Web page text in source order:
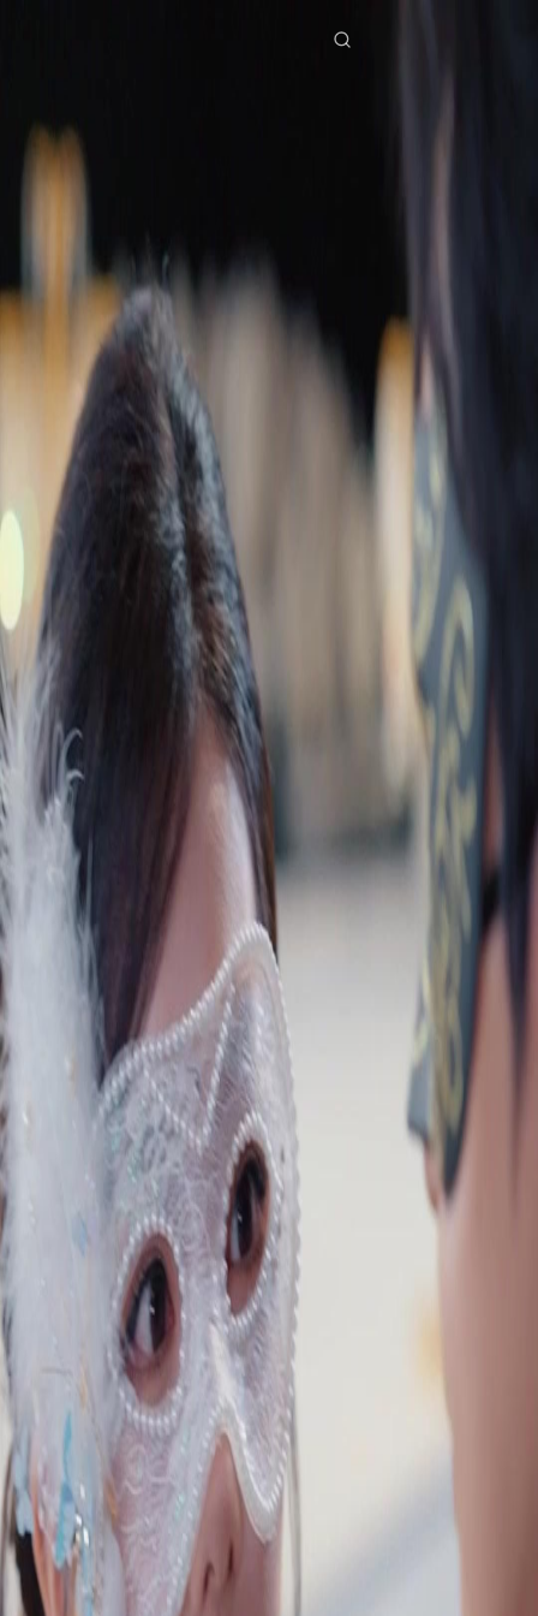
Desbloquear este episódio
Dessa Vez, Vou Viver por Mim Mesma
Dessa Vez, Vou Viver por Mim Mesma Episódio
Romance Fantástico
O Passado e as Máscaras
Durante um jantar estratégico, Enzo confronta Lucas e Sophia, revelando suas verdadeiras
intenções e causando um constrangimento público. Enquanto isso, Lucas planeja recriar
uma noite especial para Sophia, mas o passado de Enzo e a fuga de Júlia do hospital
psiquiátrico ameaçam desestabilizar tudo.O que a fuga de Júlia significará para o futuro de
Sophia e Enzo?